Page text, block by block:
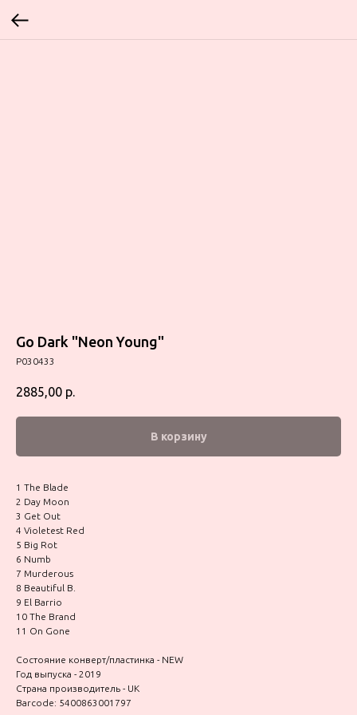
Go Dark "Neon Young"
P030433
2885,00 р.
В корзину
1 The Blade
2 Day Moon
3 Get Out
4 Violetest Red
5 Big Rot
6 Numb
7 Murderous
8 Beautiful B.
9 El Barrio
10 The Brand
11 On Gone
Состояние конверт/пластинка - NEW
Год выпуска - 2019
Страна производитель - UK
Barcode: 5400863001797